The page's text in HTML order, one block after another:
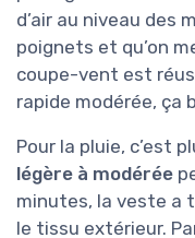
d’air au niveau des
poignets et qu’on
coupe-vent est
rapide modérée, ça
Pour la pluie, c’est
légère à modérée
minutes, la veste a
le tissu extérieur.